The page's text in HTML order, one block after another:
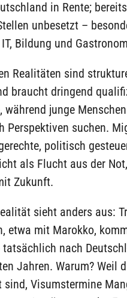
in Rente;
unbesetzt –
Bildung und
Realitäten sind
braucht dringend
während junge
Perspektiven suchen.
politisch
als Flucht aus der
Zukunft.
sieht anders aus:
etwa mit Marokko,
tatsächlich nach
Jahren. Warum? Weil
sind, Visumstermine